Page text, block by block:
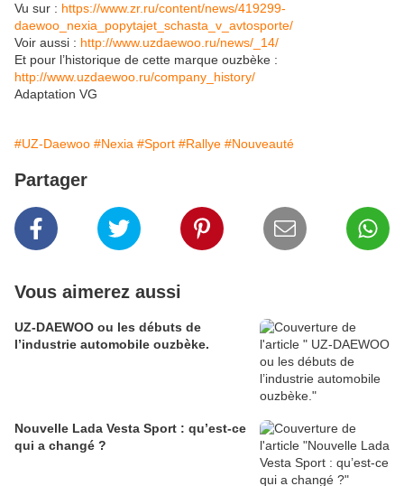
Vu sur : https://www.zr.ru/content/news/419299-
daewoo_nexia_popytajet_schasta_v_avtosporte/
Voir aussi : http://www.uzdaewoo.ru/news/_14/
Et pour l’historique de cette marque ouzbèke :
http://www.uzdaewoo.ru/company_history/
Adaptation VG
#UZ-Daewoo #Nexia #Sport #Rallye #Nouveauté
Partager
Vous aimerez aussi
UZ-DAEWOO ou les débuts de
l’industrie automobile ouzbèke.
Nouvelle Lada Vesta Sport : qu’est-ce
qui a changé ?